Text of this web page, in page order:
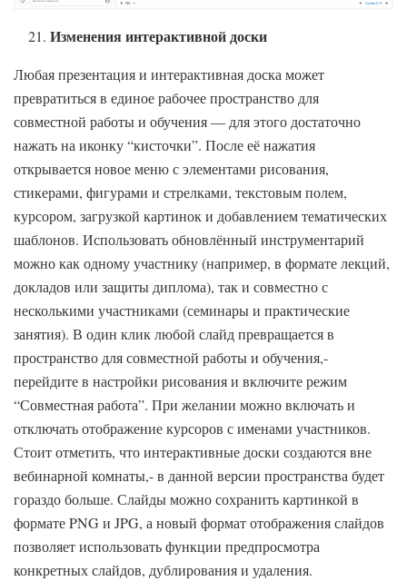
Изменения интерактивной доски
Любая презентация и интерактивная доска может
превратиться в единое рабочее пространство для
совместной работы и обучения — для этого достаточно
нажать на иконку “кисточки”. После её нажатия
открывается новое меню с элементами рисования,
стикерами, фигурами и стрелками, текстовым полем,
курсором, загрузкой картинок и добавлением тематических
шаблонов. Использовать обновлённый инструментарий
можно как одному участнику (например, в формате лекций,
докладов или защиты диплома), так и совместно с
несколькими участниками (семинары и практические
занятия). В один клик любой слайд превращается в
пространство для совместной работы и обучения,-
перейдите в настройки рисования и включите режим
“Совместная работа”. При желании можно включать и
отключать отображение курсоров с именами участников.
Стоит отметить, что интерактивные доски создаются вне
вебинарной комнаты,- в данной версии пространства будет
гораздо больше. Слайды можно сохранить картинкой в
формате PNG и JPG, а новый формат отображения слайдов
позволяет использовать функции предпросмотра
конкретных слайдов, дублирования и удаления.